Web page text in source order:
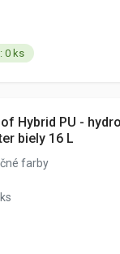
0 ks
Hybrid PU -
biely 16 L
farby